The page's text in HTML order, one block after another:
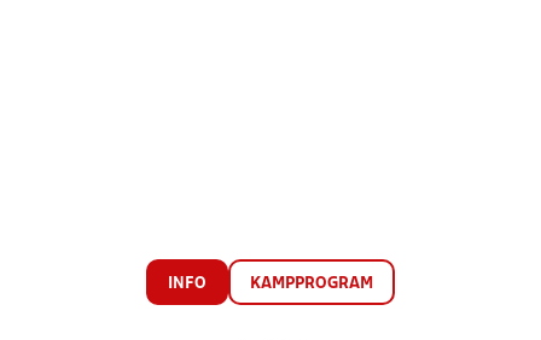
INFO KAMPPROGRAM